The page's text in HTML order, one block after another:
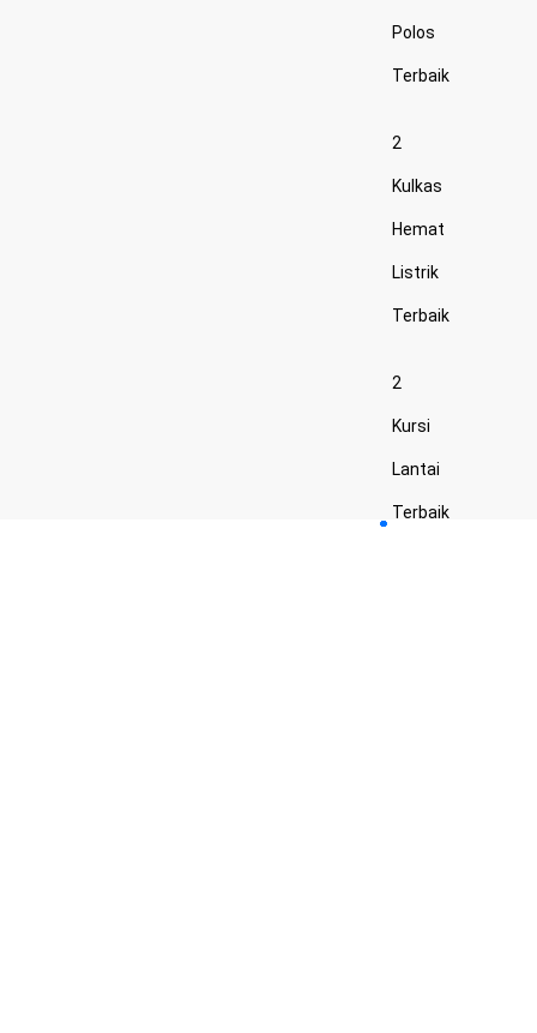
Polos
Terbaik
2
Kulkas
Hemat
Listrik
Terbaik
2
Kursi
Lantai
Terbaik